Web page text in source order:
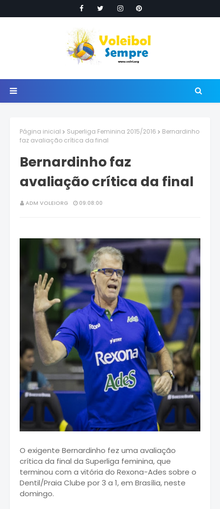
Página inicial Superliga Feminina 2015/2016
Bernardinho
faz avaliação crítica da final
Bernardinho faz
avaliação crítica da final
ADM VOLEIORG 09:08:00
O exigente Bernardinho fez uma avaliação
crítica da final da Superliga feminina, que
terminou com a vitória do Rexona-Ades sobre o
Dentil/Praia Clube por 3 a 1, em Brasília, neste
domingo.